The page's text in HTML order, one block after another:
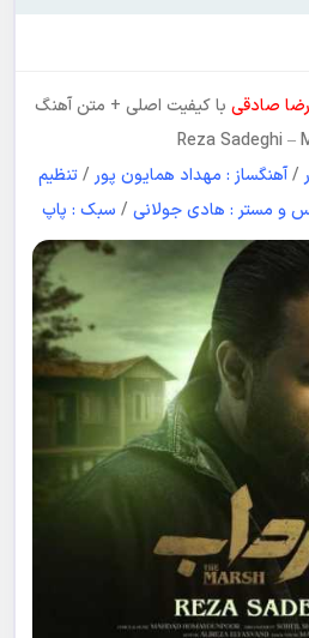
رضا صادقی با کیفیت اصلی + متن آهنگ
Reza Sadeghi –
/آهنگساز : مهداد همایون پور /تنظیم
و مستر : هادی جولانی / سبک : پاپ